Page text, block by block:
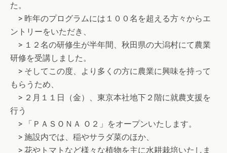
た。
> 昨年のプログラムには１００名を超える方々からエ
ントリーをいただき、
> １２名の研修生が半年間、秋田県の大潟村にて農業
研修を受講しました。
> そしてこの度、より多くの方に農業に興味を持って
もらうため、
> ２月１１日（金）、東京本社地下２階に就農支援を
行う
> 「ＰＡＳＯＮＡ Ｏ２」をオープンいたします。
> 施設内では、稲やサラダ菜のほか、
> 花やトマトなど様々な植物を主に水耕栽培いたしま